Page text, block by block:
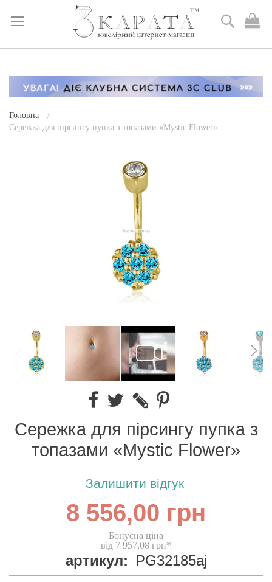
Skip
Content
Пошук
Головна
Сережка для пірсингу пупка з топазами «Mystic Flower»
Сережка для пірсингу пупка з
топазами «Mystic Flower»
Залишити відгук
8 556,00 грн
Бонусна ціна
від 7 957,08 грн*
артикул: PG32185aj